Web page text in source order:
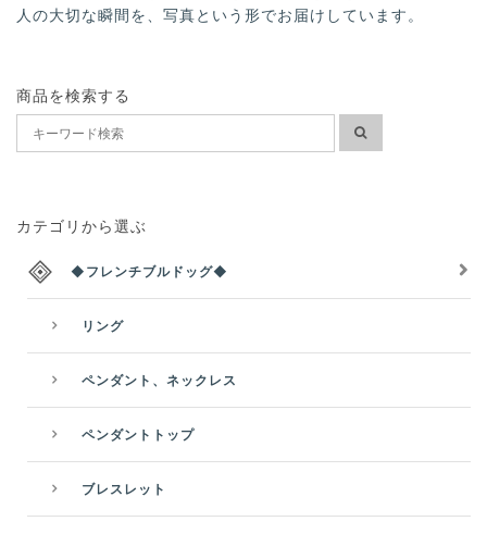
人の大切な瞬間を、写真という形でお届けしています。
商品を検索する
カテゴリから選ぶ
◆フレンチブルドッグ◆
リング
ペンダント、ネックレス
ペンダントトップ
ブレスレット